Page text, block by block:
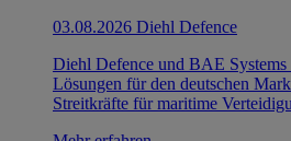
03.08.2026 Diehl Defence
Diehl Defence und BAE Systems
Lösungen für den deutschen
Streitkräfte für maritime